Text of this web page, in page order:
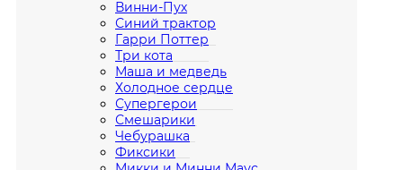
Винни-Пух
Синий трактор
Гарри Поттер
Три кота
Маша и медведь
Холодное сердце
Супергерои
Смешарики
Чебурашка
Фиксики